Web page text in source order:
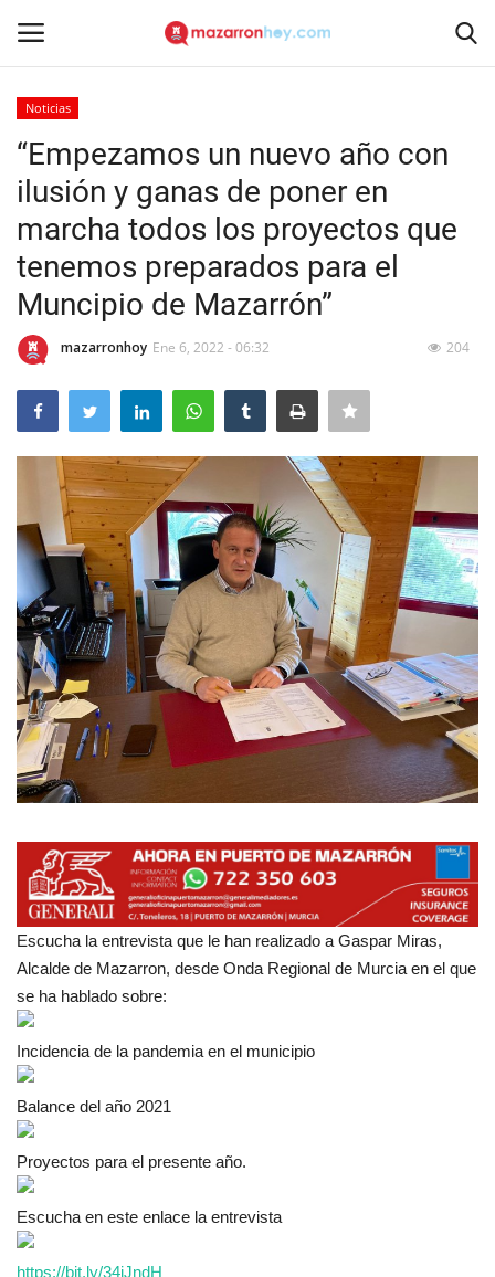
Inicio
Contacto
Noticias
Mazarrón Hoy
Entrevistas
Reportajes
Empresas
Mapa de Mazarrón
Vídeos
Galerías
Contacto
Noticias
“Empezamos un nuevo año con
ilusión y ganas de poner en
marcha todos los proyectos que
tenemos preparados para el
Muncipio de Mazarrón”
mazarronhoy Ene 6, 2022 - 06:32 204
Escucha la entrevista que le han realizado a Gaspar Miras,
Alcalde de Mazarron, desde Onda Regional de Murcia en el que
se ha hablado sobre:
Incidencia de la pandemia en el municipio
Balance del año 2021
Proyectos para el presente año.
Escucha en este enlace la entrevista
https://bit.ly/34iJndH